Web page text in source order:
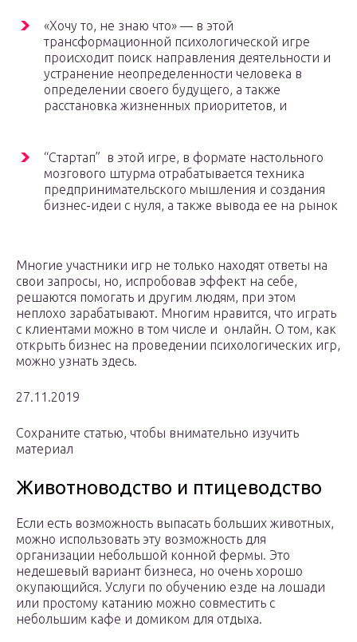
«Хочу то, не знаю что» — в этой
трансформационной психологической игре
происходит поиск направления деятельности и
устранение неопределенности человека в
определении своего будущего, а также
расстановка жизненных приоритетов, и
“Стартап” в этой игре, в формате настольного
мозгового штурма отрабатывается техника
предпринимательского мышления и создания
бизнес-идеи с нуля, а также вывода ее на рынок
Многие участники игр не только находят ответы на
свои запросы, но, испробовав эффект на себе,
решаются помогать и другим людям, при этом
неплохо зарабатывают. Многим нравится, что играть
с клиентами можно в том числе и онлайн. О том, как
открыть бизнес на проведении психологических игр,
можно узнать здесь.
27.11.2019
Сохраните статью, чтобы внимательно изучить
материал
Животноводство и птицеводство
Если есть возможность выпасать больших животных,
можно использовать эту возможность для
организации небольшой конной фермы. Это
недешевый вариант бизнеса, но очень хорошо
окупающийся. Услуги по обучению езде на лошади
или простому катанию можно совместить с
небольшим кафе и домиком для отдыха.